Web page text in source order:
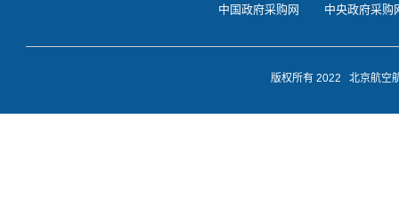
中国政府采购网 中央政府采购
版权所有 2022 北京航